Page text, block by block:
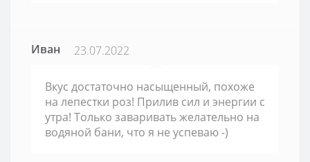
Иван 23.07.2022
Вкус достаточно насыщенный, похоже
на лепестки роз! Прилив сил и энергии с
утра! Только заваривать желательно на
водяной бани, что я не успеваю -)